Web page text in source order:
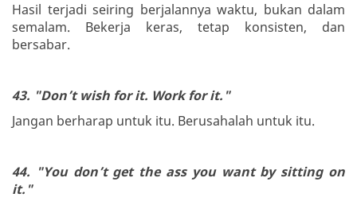
Hasil terjadi seiring berjalannya waktu, bukan dalam
semalam. Bekerja keras, tetap konsisten, dan
bersabar.
43. "Don’t wish for it. Work for it."
Jangan berharap untuk itu. Berusahalah untuk itu.
44. "You don’t get the ass you want by sitting on
it."